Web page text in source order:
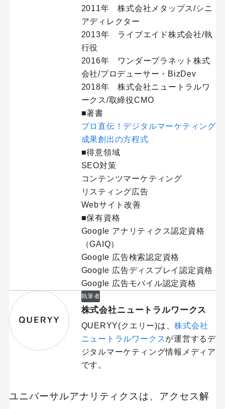
2011年 株式会社メタップス/シニ
アディレクター
2013年 ライブエイド株式会社/執
行役
2016年 ワンダープラネット株式
会社/プロデューサー・BizDev
2018年 株式会社ニュートラルワ
ークス/取締役CMO
■著書
プロ直伝！デジタルマーケティング
成果創出の方程式
■得意領域
SEO対策
コンテンツマーケティング
リスティング広告
Webサイト改善
■保有資格
Google アナリティクス認定資格
（GAIQ）
Google 広告検索認定資格
Google 広告ディスプレイ認定資格
Google 広告モバイル認定資格
執筆者
株式会社ニュートラルワークス
QUERYY(クエリー)は、株式会社
ニュートラルワークスが運営するデ
ジタルマーケティング情報メディア
です。
ユニバーサルアナリティクスは、アクセス解